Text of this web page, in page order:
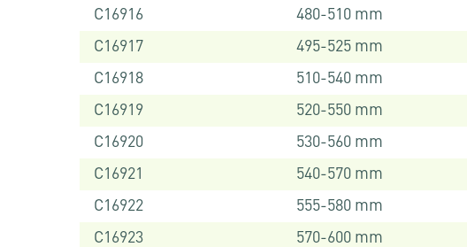
C16916
480-510 mm
C16917
495-525 mm
C16918
510-540 mm
C16919
520-550 mm
C16920
530-560 mm
C16921
540-570 mm
C16922
555-580 mm
C16923
570-600 mm